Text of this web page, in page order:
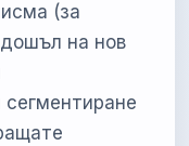
(за
на нов